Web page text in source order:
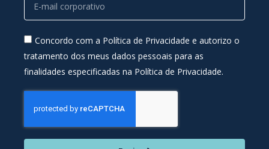
Concordo com a Política de Privacidade e autorizo o
tratamento dos meus dados pessoais para as
finalidades especificadas na Política de Privacidade.